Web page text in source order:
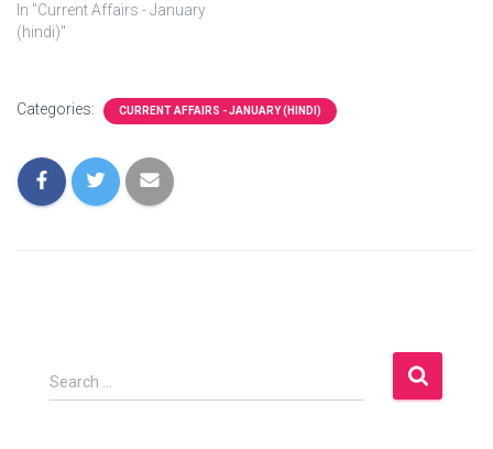
In "Current Affairs - January
(hindi)"
Categories: CURRENT AFFAIRS - JANUARY (HINDI)
S
e
Search …